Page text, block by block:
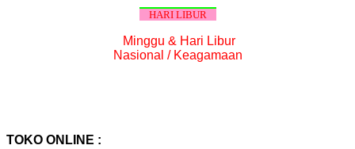
HARI LIBUR
Minggu & Hari Libur
Nasional / Keagamaan
TOKO ONLINE :